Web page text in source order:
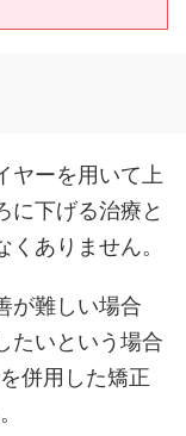
ヤーを用いて上
に下げる治療と
ありません。
が難しい場合
たいという場合
併用した矯正